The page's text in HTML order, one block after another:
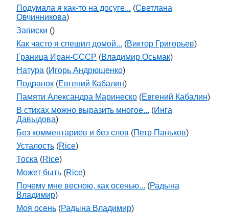
Подумала я как-то на досуге... (Светлана
Овчинникова)
Записки ()
Как часто я спешил домой... (Виктор Григорьев)
Граница Иран-СССР (Владимир Осьмак)
Натура (Игорь Андрющенко)
Подранок (Евгений Кабалин)
Памяти Александра Маринеско (Евгений Кабалин)
В стихах можно выразить многое... (Инга
Давыдова)
Без комментариев и без слов (Петр Паньков)
Усталость (Rice)
Тоска (Rice)
Может быть (Rice)
Почему мне весною, как осенью... (Радына
Владимир)
Моя осень (Радына Владимир)